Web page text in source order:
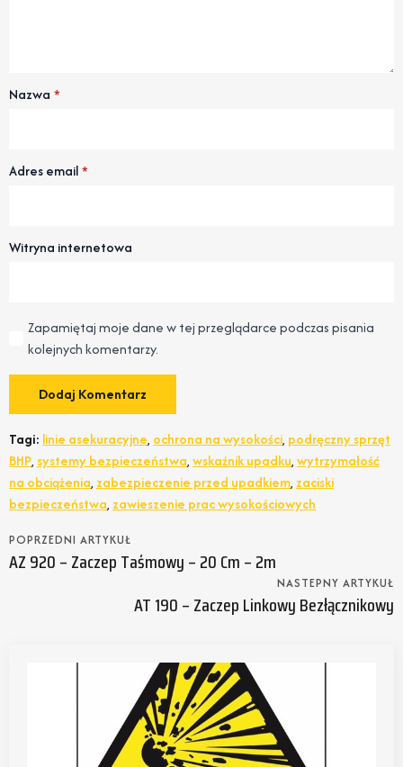
Nazwa *
Adres email*
Witryna internetowa
Zapamiętaj moje dane w tej przeglądarce podczas pisania
kolejnych komentarzy.
Tagi: linie asekuracyjne, ochrona na wysokości, podręczny sprzęt
BHP, systemy bezpieczeństwa,wskaźnik upadku,wytrzymałość
na obciążenia, zabezpieczenie przed upadkiem, zaciski
bezpieczeństwa, zawieszenie prac wysokościowych
POPRZEDNI ARTYKUŁ
AZ 920 – Zaczep Taśmowy – 20 Cm – 2m
NASTEPNY ARTYKUŁ
AT 190 – Zaczep Linkowy Bezłącznikowy